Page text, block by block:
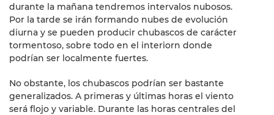
durante la mañana tendremos intervalos nubosos.
Por la tarde se irán formando nubes de evolución
diurna y se pueden producir chubascos de carácter
tormentoso, sobre todo en el interiorn donde
podrían ser localmente fuertes.
No obstante, los chubascos podrían ser bastante
generalizados. A primeras y últimas horas el viento
será flojo y variable. Durante las horas centrales del